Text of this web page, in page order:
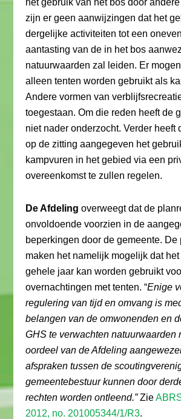
het gebruik van het bos door
zijn er geen aanwijzingen dat het
dergelijke activiteiten tot een
aantasting van de in het bos
natuurwaarden zal leiden. Er
alleen tenten worden gebruikt als
Andere vormen van
toegestaan. Om die reden heeft de
niet nader onderzocht. Verder heeft
op de zitting aangegeven het
kampvuren in het gebied via een
overeenkomst te zullen regelen.
De Afdelingoverweegt dat de
onvoldoende voorzien in de
beperkingen door de gemeente. De
maken het namelijk mogelijk dat
gehele jaar kan worden gebruikt
overnachtingen met tenten. “Enige
regulering van tijd en omvang is
belangen van de omwonenden en
GHS te verwachten natuurwaarden
oordeel van de Afdeling
afspraken tussen de
gemeentebestuur kunnen door
rechten worden ontleend.”Zie
2012, no. 201005344/1/R3.